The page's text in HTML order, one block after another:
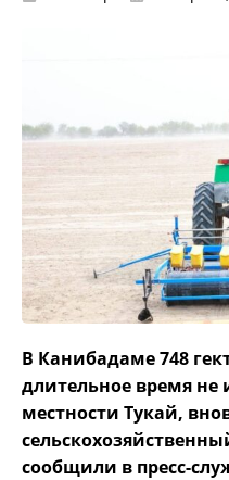
В Канибадаме 748
длительное время не
местности Тукай,
сообщили в пресс-